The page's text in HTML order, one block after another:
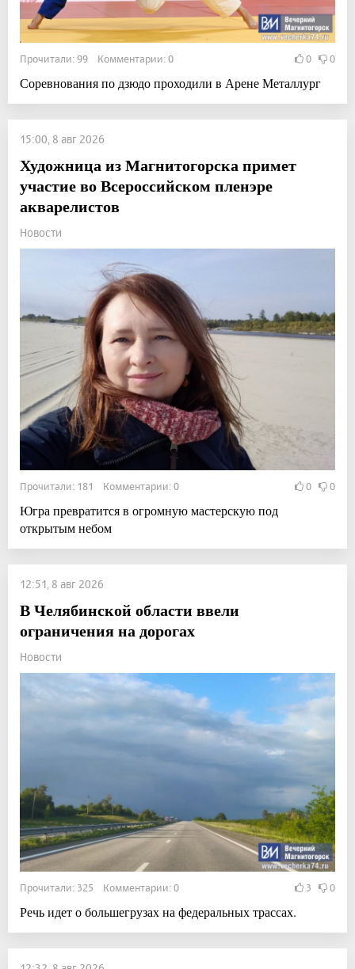
Прочитали: 99 Комментарии: 0 0 0
Соревнования по дзюдо проходили в Арене Металлург
15:00, 8 авг 2026
Художница из Магнитогорска примет
участие во Всероссийском пленэре
акварелистов
Новости
Прочитали: 181 Комментарии: 0 0 0
Югра превратится в огромную мастерскую под
открытым небом
12:51, 8 авг 2026
В Челябинской области ввели
ограничения на дорогах
Новости
Прочитали: 325 Комментарии: 0 3 0
Речь идет о большегрузах на федеральных трассах.